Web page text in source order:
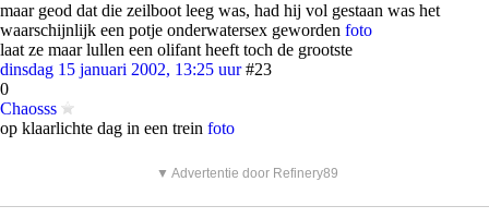
maar geod dat die zeilboot leeg was, had hij vol gestaan was het
waarschijnlijk een potje onderwatersex geworden foto
laat ze maar lullen een olifant heeft toch de grootste
dinsdag 15 januari 2002, 13:25 uur #23
0
Chaosss
op klaarlichte dag in een trein foto
▼ Advertentie door Refinery89